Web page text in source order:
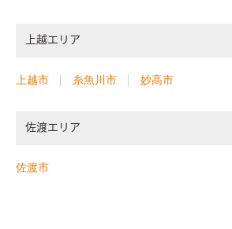
上越エリア
上越市 糸魚川市 妙高市
佐渡エリア
佐渡市